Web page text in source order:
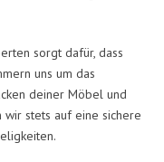
sorgt dafür, dass
uns um das
deiner Möbel und
wir stets auf eine sichere